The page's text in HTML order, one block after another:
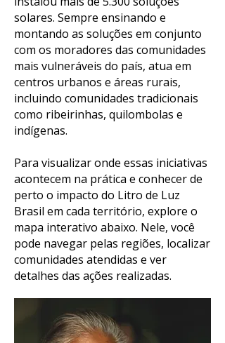
solares. Sempre ensinando e
montando as soluções em conjunto
com os moradores das comunidades
mais vulneráveis do país, atua em
centros urbanos e áreas rurais,
incluindo comunidades tradicionais
como ribeirinhas, quilombolas e
indígenas.
Para visualizar onde essas iniciativas
acontecem na prática e conhecer de
perto o impacto do Litro de Luz
Brasil em cada território, explore o
mapa interativo abaixo. Nele, você
pode navegar pelas regiões, localizar
comunidades atendidas e ver
detalhes das ações realizadas.